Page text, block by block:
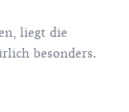
liegt die
besonders.